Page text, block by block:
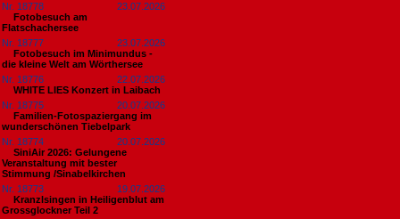
Nr. 18778
23.07.2026
Fotobesuch am
Flatschachersee
Nr. 18777
23.07.2026
Fotobesuch im Minimundus -
die kleine Welt am Wörthersee
Nr. 18776
22.07.2026
WHITE LIES Konzert in Laibach
Nr. 18775
20.07.2026
Familien-Fotospaziergang im
wunderschönen Tiebelpark
Nr. 18774
20.07.2026
SiniAir 2026: Gelungene
Veranstaltung mit bester
Stimmung /Sinabelkirchen
Nr. 18773
19.07.2026
Kranzlsingen in Heiligenblut am
Grossglockner Teil 2